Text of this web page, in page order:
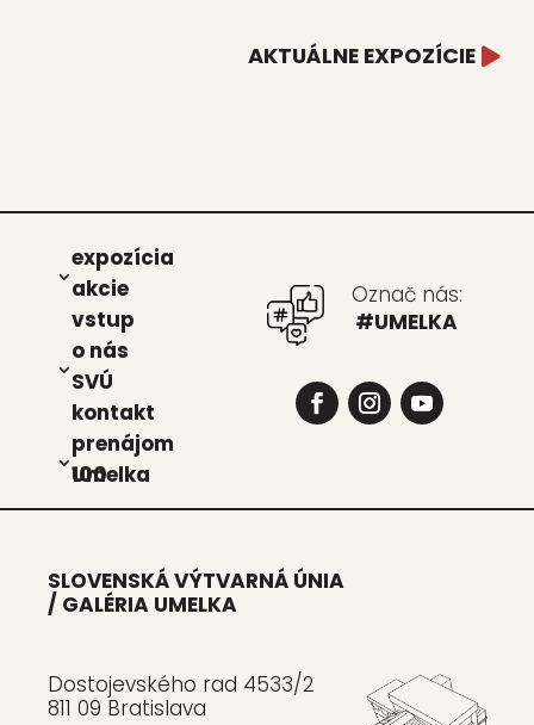
AKTUÁLNE EXPOZÍCIE
expo­zí­cia
akcie
vstup
o nás
SVÚ
kon­takt
pre­ná­jom
Umel­ka 100
Označ nás:
#UMELKA
SLOVENSKÁ VÝTVARNÁ ÚNIA
/ GALÉRIA UMELKA
Dostojevského rad 4533/2
811 09 Bratislava